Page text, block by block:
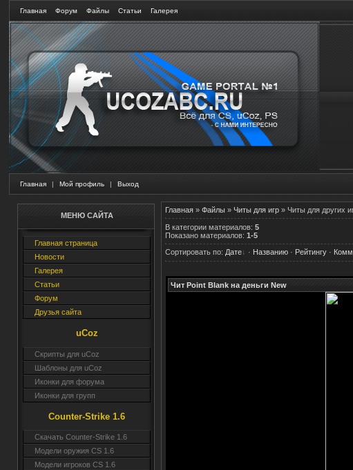
Главная Форум Файлы Статьи Галерея
Главная | Мой профиль | Выход
МЕНЮ САЙТА
Главная страница
Новости
Галерея
Статьи
Форум
Друзья сайта
uCoz
Скрипты для uCoz
Шаблоны для uCoz
Иконки для форума
Иконки для групп
Counter-Strike 1.6
Скачать Counter-Strike 1.6
Модели оружия CS 1.6
Модели игроков CS 1.6
Главная » Файлы » Читы для игр » Читы для других
В категории материалов: 5
Показано материалов: 1-5
Сортировать по: Дате · Названию · Рейтингу ·
Чит Point Blank на деньги New